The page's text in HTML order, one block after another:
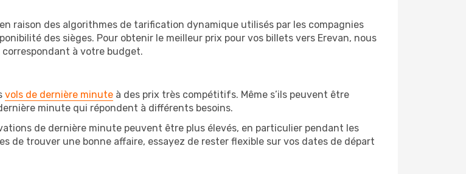
raison des algorithmes de tarification dynamique utilisés par les compagnies
des sièges. Pour obtenir le meilleur prix pour vos billets vers Erevan, nous
à votre budget.
vols de dernière minute à des prix très compétitifs. Même s’ils peuvent être
minute qui répondent à différents besoins.
de dernière minute peuvent être plus élevés, en particulier pendant les
de trouver une bonne affaire, essayez de rester flexible sur vos dates de départ